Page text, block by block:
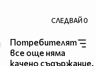
СЛЕДВАЙ0
Потребителят
все още няма
качено съдържание.